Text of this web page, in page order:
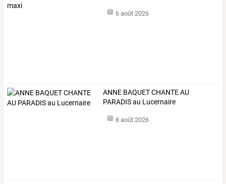
6 août 2026
ANNE BAQUET CHANTE AU
PARADIS au Lucernaire
8 août 2026